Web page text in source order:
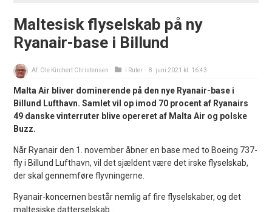
Maltesisk flyselskab på ny
Ryanair-base i Billund
Af: Ole Kirchert Christensen i Ruter 8. juni 2021 kl. 16:43
Malta Air bliver dominerende på den nye Ryanair-base i
Billund Lufthavn. Samlet vil op imod 70 procent af Ryanairs
49 danske vinterruter blive opereret af Malta Air og polske
Buzz.
Når Ryanair den 1. november åbner en base med to Boeing 737-
fly i Billund Lufthavn, vil det sjældent være det irske flyselskab,
der skal gennemføre flyvningerne.
Ryanair-koncernen består nemlig af fire flyselskaber, og det
maltesiske datterselskab...